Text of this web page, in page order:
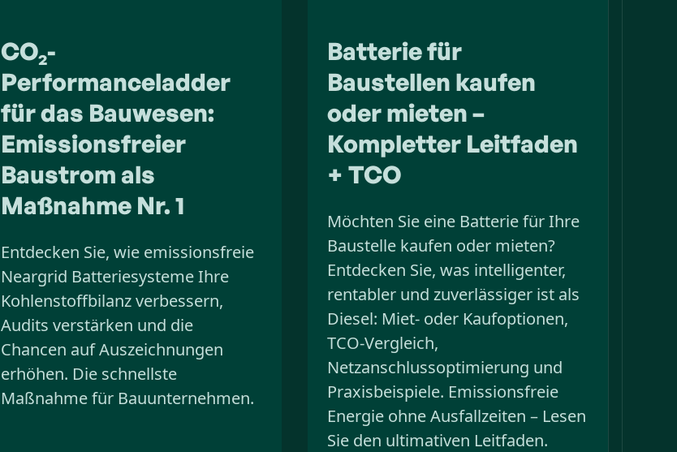
CO₂-
Performanceladder
für das Bauwesen:
Emissionsfreier
Baustrom als
Maßnahme Nr. 1
Entdecken Sie, wie emissionsfreie
Neargrid Batteriesysteme Ihre
Kohlenstoffbilanz verbessern,
Audits verstärken und die
Chancen auf Auszeichnungen
erhöhen. Die schnellste
Maßnahme für Bauunternehmen.
Batterie für
Baustellen kaufen
oder mieten –
Kompletter Leitfaden
+ TCO
Möchten Sie eine Batterie für Ihre
Baustelle kaufen oder mieten?
Entdecken Sie, was intelligenter,
rentabler und zuverlässiger ist als
Diesel: Miet- oder Kaufoptionen,
TCO-Vergleich,
Netzanschlussoptimierung und
Praxisbeispiele. Emissionsfreie
Energie ohne Ausfallzeiten – Lesen
Sie den ultimativen Leitfaden.